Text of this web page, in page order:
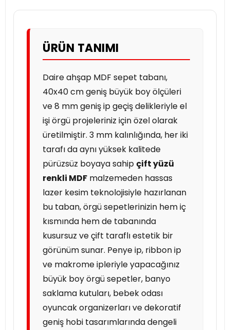
ÜRÜN TANIMI
Daire ahşap MDF sepet tabanı,
40x40 cm geniş büyük boy ölçüleri
ve 8 mm geniş ip geçiş delikleriyle el
işi örgü projeleriniz için özel olarak
üretilmiştir. 3 mm kalınlığında, her iki
tarafı da aynı yüksek kalitede
pürüzsüz boyaya sahip çift yüzü
renkli MDF malzemeden hassas
lazer kesim teknolojisiyle hazırlanan
bu taban, örgü sepetlerinizin hem iç
kısmında hem de tabanında
kusursuz ve çift taraflı estetik bir
görünüm sunar. Penye ip, ribbon ip
ve makrome ipleriyle yapacağınız
büyük boy örgü sepetler, banyo
saklama kutuları, bebek odası
oyuncak organizerları ve dekoratif
geniş hobi tasarımlarında dengeli